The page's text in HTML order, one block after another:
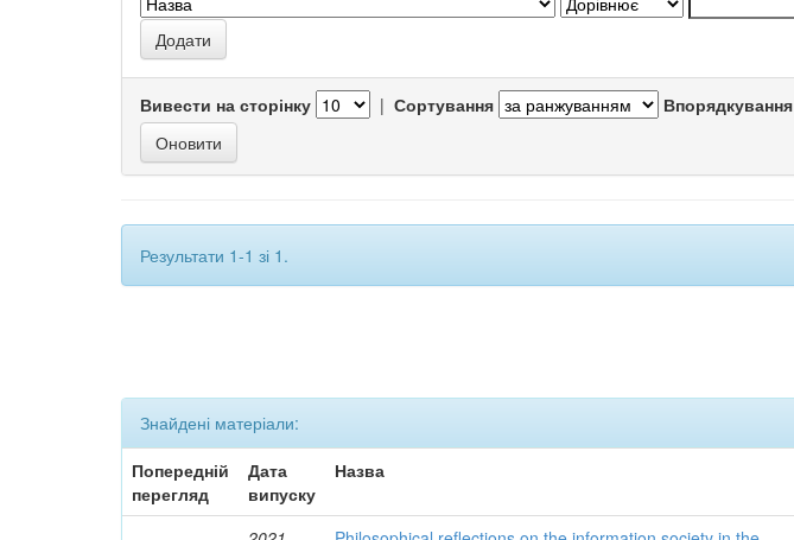
Вивести на сторінку | Сортування Впорядкування
Результати 1-1 зі 1.
Знайдені матеріали:
Попередній
перегляд
Дата
випуску
Назва